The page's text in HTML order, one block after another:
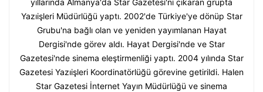
yıllarında Almanya'da Star Gazetesi'ni çıkaran grupta
Yazıişleri Müdürlüğü yaptı. 2002'de Türkiye'ye dönüp Star
Grubu'na bağlı olan ve yeniden yayımlanan Hayat
Dergisi'nde görev aldı. Hayat Dergisi'nde ve Star
Gazetesi'nde sinema eleştirmenliği yaptı. 2004 yılında Star
Gazetesi Yazıişleri Koordinatörlüğü görevine getirildi. Halen
Star Gazetesi İnternet Yayın Müdürlüğü ve sinema